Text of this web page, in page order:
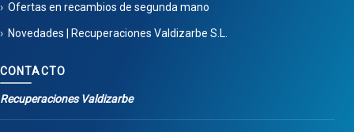
Ofertas en recambios de segunda mano
Novedades | Recuperaciones Valdizarbe S.L.
CONTACTO
Recuperaciones Valdizarbe